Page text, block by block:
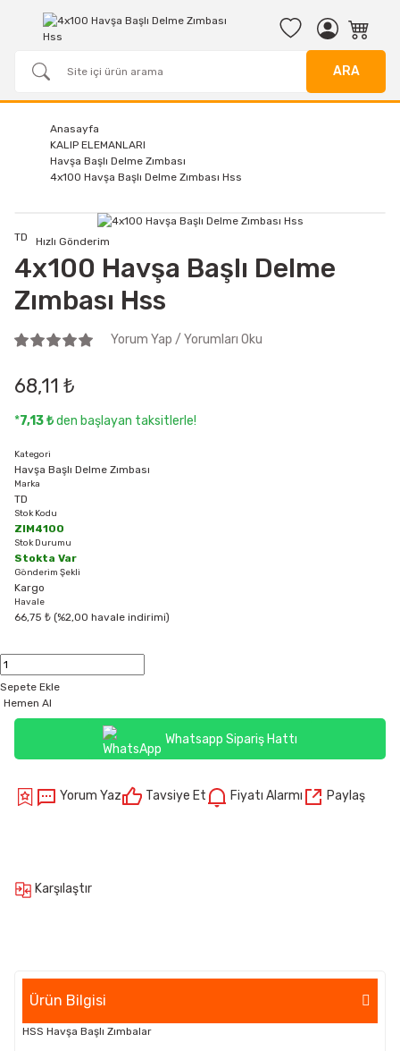
ARA
Anasayfa
KALIP ELEMANLARI
Havşa Başlı Delme Zımbası
4x100 Havşa Başlı Delme Zımbası Hss
Hızlı Gönderim
TD
4x100 Havşa Başlı Delme
Zımbası Hss
Yorum Yap / Yorumları Oku
68,11 ₺
*7,13 ₺den başlayan taksitlerle!
Kategori
Havşa Başlı Delme Zımbası
Marka
TD
Stok Kodu
ZIM4100
Stok Durumu
Stokta Var
Gönderim Şekli
Kargo
Havale
66,75 ₺ (%2,00 havale indirimi)
Sepete Ekle
Hemen Al
Whatsapp Sipariş Hattı
Yorum Yaz Tavsiye Et Fiyatı Alarmı Paylaş
Karşılaştır
Ürün Bilgisi
HSS Havşa Başlı Zımbalar